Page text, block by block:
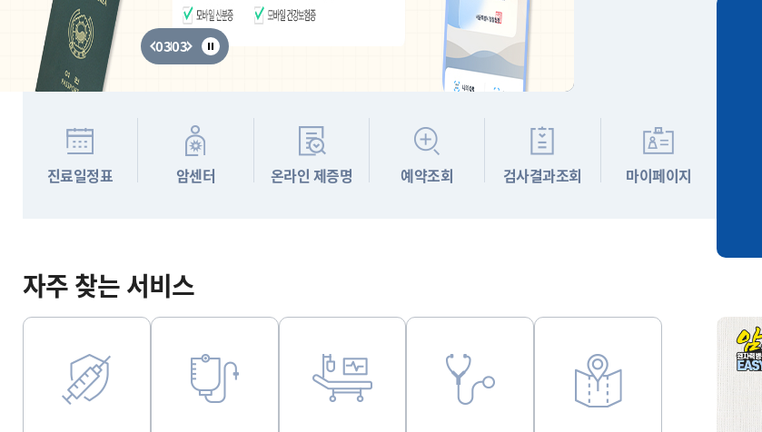
0303
진료일정표 암센터 온라인 제증명 예약조회 검사결과조회 마이페이지
자주 찾는 서비스